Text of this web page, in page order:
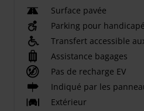
Surface pavée
Parking pour
Transfert accessible
Assistance bagages
Pas de recharge EV
Indiqué par les
Extérieur